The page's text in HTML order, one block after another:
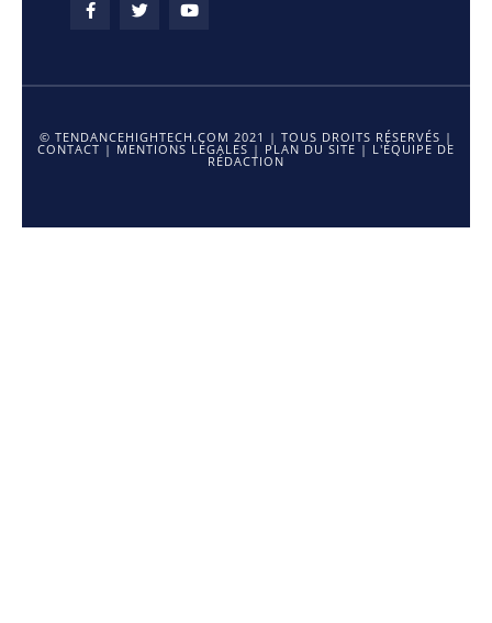
© TENDANCEHIGHTECH.COM 2021 | TOUS DROITS RÉSERVÉS |
CONTACT | MENTIONS LÉGALES | PLAN DU SITE | L'ÉQUIPE DE
RÉDACTION